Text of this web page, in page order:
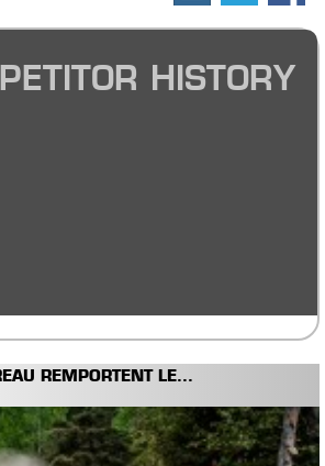
HISTORY
REMPORTENT LE...